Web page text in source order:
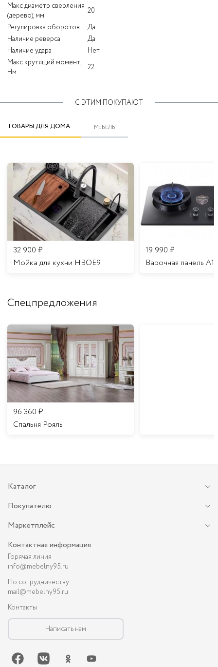
Макс диаметр сверления
(дерево), мм
20
Регулировка оборотов
Да
Наличие реверса
Да
Наличие удара
Нет
Макс крутящий момент ,
Нм
22
С ЭТИМ ПОКУПАЮТ
ТОВАРЫ ДЛЯ ДОМА МЕБЕЛЬ
32 900 ₽
Мойка для кухни HBOE9
19 990 ₽
Варочная панель A16
Спецпредложения
96 360 ₽
Спальня Рояль
Каталог
Покупателю
Маркетплейс
Контактная информация
Горячая линия
info@mebelny95.ru
По сотрудничеству
mail@mebelny95.ru
Контакты
Написать нам